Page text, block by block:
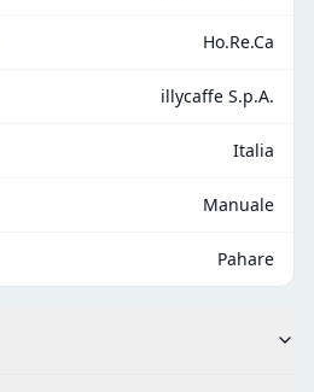
Ho.Re.Ca
illycaffe S.p.A.
Italia
Manuale
Pahare